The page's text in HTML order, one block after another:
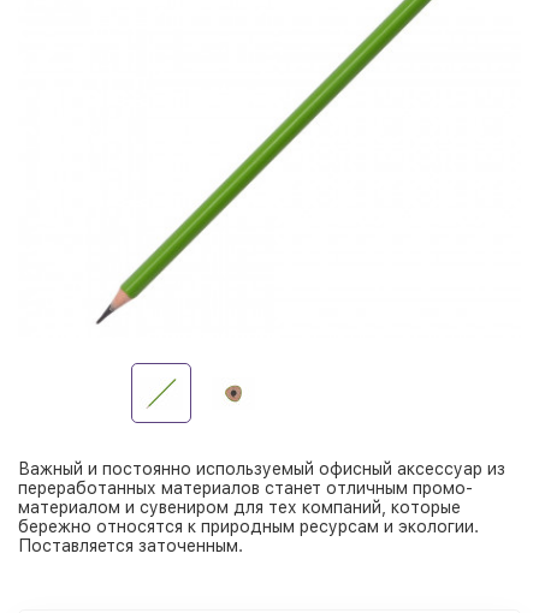
Важный и постоянно используемый офисный аксессуар из
переработанных материалов станет отличным промо-
материалом и сувениром для тех компаний, которые
бережно относятся к природным ресурсам и экологии.
Поставляется заточенным.